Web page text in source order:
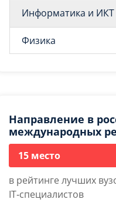
Информатика и ИКТ
Физика
Направление в
международных
15 место
в рейтинге лучших
IT‑специалистов